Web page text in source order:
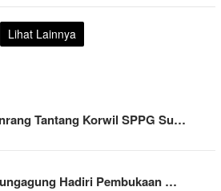
Lihat Lainnya
Tantang Korwil SPPG Su…
Hadiri Pembukaan …